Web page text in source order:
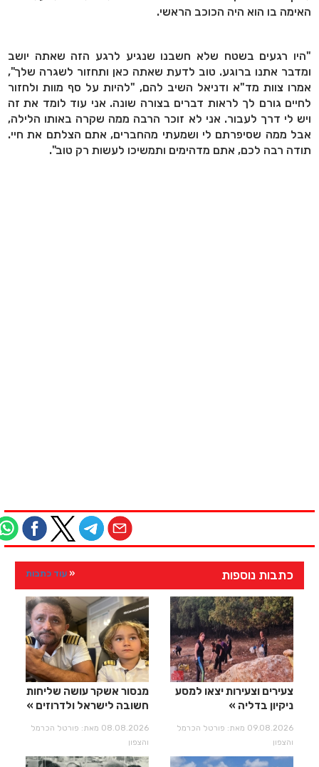
האימה בו הוא היה הכוכב הראשי.
"היו רגעים בשטח שלא חשבנו שנגיע לרגע הזה שאתה יושב
ומדבר אתנו ברוגע. טוב לדעת שאתה כאן ותחזור לשגרה שלך",
אמרו צוות מד"א ודניאל השיב להם, "להיות על סף מוות ולחזור
לחיים גורם לך לראות דברים בצורה שונה. אני עוד לומד את זה
ויש לי דרך לעבור. אני לא זוכר הרבה ממה שקרה באותו הלילה,
אבל ממה שסיפרתם לי ושמעתי מהחברים, אתם הצלתם את חיי.
תודה רבה לכם, אתם מדהימים ותמשיכו לעשות רק טוב".
כתבות נוספות עוד כתבות
צעירים וצעירות יצאו למסע
ניקיון בדליה
09.08.2026 מאת: פורטל הכרמל
והצפון
מנסור אשקר עושה שליחות
חשובה לישראל ולדרוזים
08.08.2026 מאת: פורטל הכרמל
והצפון